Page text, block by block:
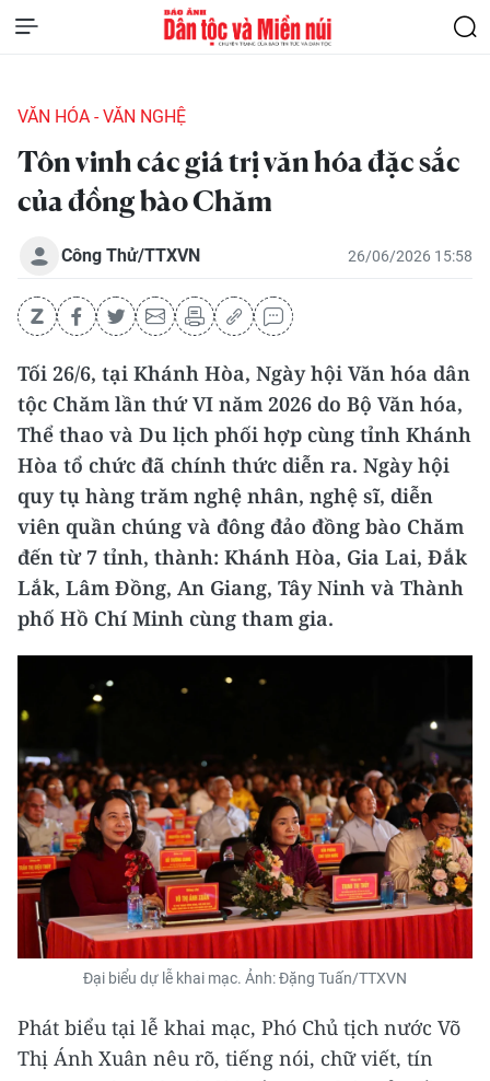
VĂN HÓA - VĂN NGHỆ
Tôn vinh các giá trị văn hóa đặc sắc
của đồng bào Chăm
Công Thử/TTXVN 26/06/2026 15:58
Tối 26/6, tại Khánh Hòa, Ngày hội Văn hóa dân
tộc Chăm lần thứ VI năm 2026 do Bộ Văn hóa,
Thể thao và Du lịch phối hợp cùng tỉnh Khánh
Hòa tổ chức đã chính thức diễn ra. Ngày hội
quy tụ hàng trăm nghệ nhân, nghệ sĩ, diễn
viên quần chúng và đông đảo đồng bào Chăm
đến từ 7 tỉnh, thành: Khánh Hòa, Gia Lai, Đắk
Lắk, Lâm Đồng, An Giang, Tây Ninh và Thành
phố Hồ Chí Minh cùng tham gia.
Đại biểu dự lễ khai mạc. Ảnh: Đặng Tuấn/TTXVN
Phát biểu tại lễ khai mạc, Phó Chủ tịch nước Võ
Thị Ánh Xuân nêu rõ, tiếng nói, chữ viết, tín